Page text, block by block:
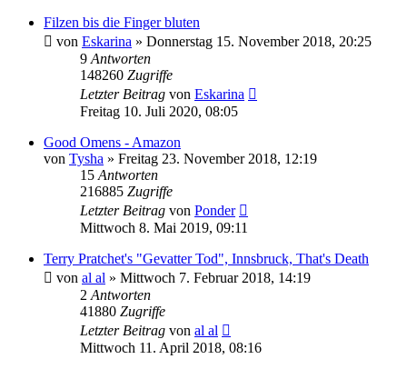
Filzen bis die Finger bluten
von Eskarina » Donnerstag 15. November 2018, 20:25
9 Antworten
148260 Zugriffe
Letzter Beitrag von Eskarina
Freitag 10. Juli 2020, 08:05
Good Omens - Amazon
von Tysha » Freitag 23. November 2018, 12:19
15 Antworten
216885 Zugriffe
Letzter Beitrag von Ponder
Mittwoch 8. Mai 2019, 09:11
Terry Pratchet's "Gevatter Tod", Innsbruck, That's Death
von al al » Mittwoch 7. Februar 2018, 14:19
2 Antworten
41880 Zugriffe
Letzter Beitrag von al al
Mittwoch 11. April 2018, 08:16